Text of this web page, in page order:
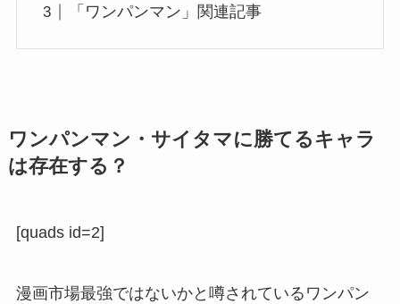
「ワンパンマン」関連記事
ワンパンマン・サイタマに勝てるキャラ
は存在する？
[quads id=2]
漫画市場最強ではないかと噂されているワンパン